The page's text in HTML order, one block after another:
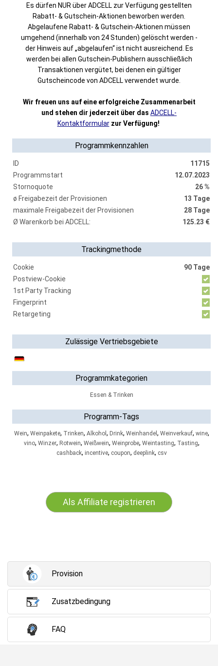
Es dürfen NUR über ADCELL zur Verfügung gestellten
Rabatt- & Gutschein-Aktionen beworben werden.
Abgelaufene Rabatt- & Gutschein-Aktionen müssen
umgehend (innerhalb von 24 Stunden) gelöscht werden -
der Hinweis auf „abgelaufen“ ist nicht ausreichend. Es
werden bei allen Gutschein-Publishern ausschließlich
Transaktionen vergütet, bei denen ein gültiger
Gutscheincode von ADCELL verwendet wurde.
Wir freuen uns auf eine erfolgreiche Zusammenarbeit
und stehen dir jederzeit über das ADCELL-
Kontaktformularzur Verfügung!
Programmkennzahlen
ID
11715
Programmstart
12.07.2023
Stornoquote
26 %
ø Freigabezeit der Provisionen
13 Tage
maximale Freigabezeit der Provisionen
28 Tage
Ø Warenkorb bei ADCELL:
125.23 €
Trackingmethode
Cookie
90 Tage
Postview-Cookie
1st Party Tracking
Fingerprint
Retargeting
Zulässige Vertriebsgebiete
Programmkategorien
Essen & Trinken
Programm-Tags
Wein, Weinpakete, Trinken, Alkohol , Drink, Weinhandel , Weinverkauf, wine,
vino, Winzer, Rotwein, Weißwein, Weinprobe, Weintasting, Tasting,
cashback, incentive, coupon, deeplink, csv
Als Affiliate registrieren
Provision
Zusatzbedingung
FAQ